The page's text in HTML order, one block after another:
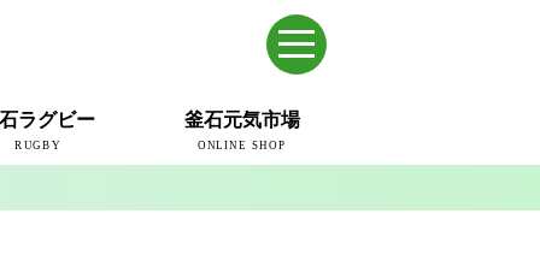
ラグビー
RUGBY
釜石元気市場
ONLINE SHOP